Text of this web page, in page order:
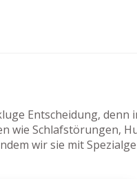
Entscheidung,
wie Schlafstörungen,
wir sie mit